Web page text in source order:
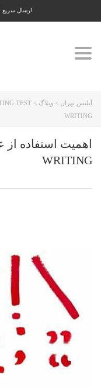
ارسال سریع
Toggle
آیلتس تهران > وبلاگ >
TEST
WRITING
اهمیت استفاده
WRITING